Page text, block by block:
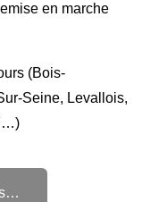
en marche
(Bois-
Seine, Levallois,